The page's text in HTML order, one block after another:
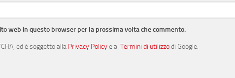
web in questo browser per la prossima volta che commento.
ed è soggetto alla Privacy Policye ai Termini di utilizzodi Google.